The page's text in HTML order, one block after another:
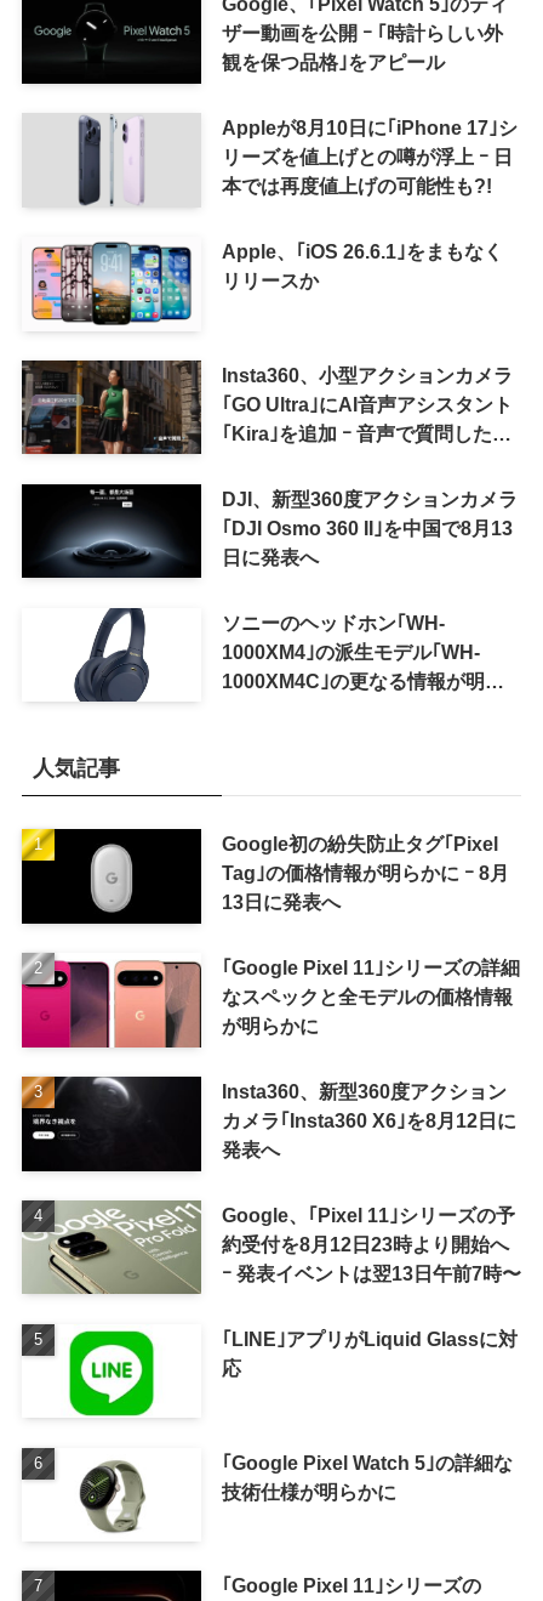
ザー動画を公開 ｰ ｢時計らしい外
観を保つ品格｣をアピール
Appleが8月10日に｢iPhone 17｣シ
リーズを値上げとの噂が浮上 ｰ 日
本では再度値上げの可能性も?!
Apple、｢iOS 26.6.1｣をまもなく
リリースか
Insta360、小型アクションカメラ
｢GO Ultra｣にAI音声アシスタント
｢Kira｣を追加 ｰ 音声で質問した
可能に
DJI、新型360度アクションカメラ
｢DJI Osmo 360 II｣を中国で8月13
日に発表へ
ソニーのヘッドホン｢WH-
1000XM4｣の派生モデル｢WH-
1000XM4C｣の更なる情報が明ら
人気記事
Google初の紛失防止タグ｢Pixel
Tag｣の価格情報が明らかに ｰ 8月
13日に発表へ
｢Google Pixel 11｣シリーズの詳細
なスペックと全モデルの価格情報
が明らかに
Insta360、新型360度アクション
カメラ｢Insta360 X6｣を8月12日に
発表へ
Google、｢Pixel 11｣シリーズの予
約受付を8月12日23時より開始へ
ｰ 発表イベントは翌13日午前7時〜
｢LINE｣アプリがLiquid Glassに対
応
｢Google Pixel Watch 5｣の詳細な
技術仕様が明らかに
｢Google Pixel 11｣シリーズの